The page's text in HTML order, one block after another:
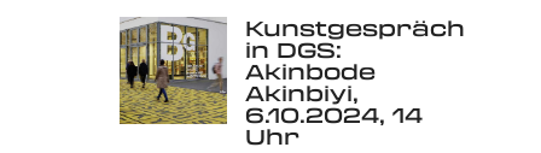
Kunstgespräch
in DGS:
Akinbode
Akinbiyi,
6.10.2024, 14
Uhr